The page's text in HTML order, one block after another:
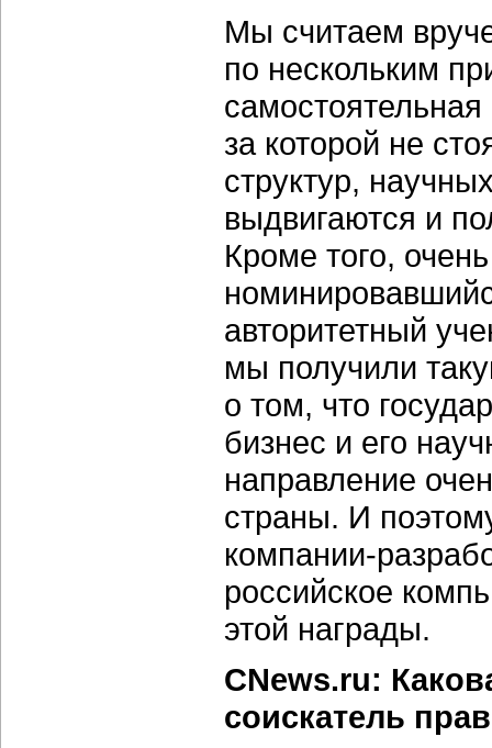
Мы считаем
по нескольким
за которой не
структур,
выдвигаются и
Кроме того,
авторитетный
мы получили
о том, что
бизнес и его
направление
страны. И
компании-
российское
этой награды.
CNews.ru:
соискатель